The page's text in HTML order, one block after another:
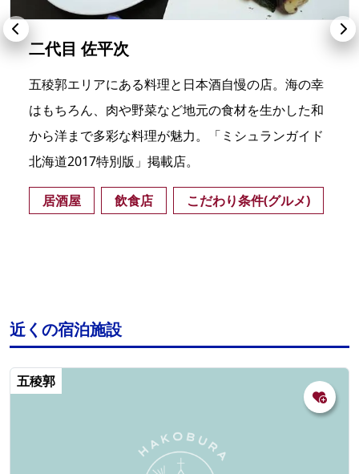
二代目 佐平次
五稜郭エリアにある料理と日本酒自慢の店。海の幸
はもちろん、肉や野菜など地元の食材を生かした和
から洋まで多彩な料理が魅力。「ミシュランガイド
北海道2017特別版」掲載店。
居酒屋 飲食店 こだわり条件(グルメ)
近くの宿泊施設
五稜郭